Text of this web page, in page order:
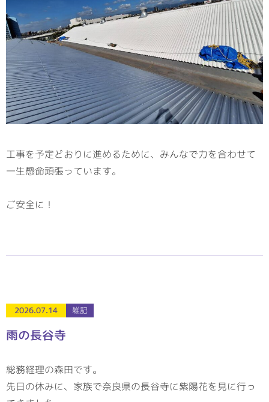
工事を予定どおりに進めるために、みんなで力を合わせて
一生懸命頑張っています。
ご安全に！
2026.07.14 雑記
雨の長谷寺
総務経理の森田です。
先日の休みに、家族で奈良県の長谷寺に紫陽花を見に行っ